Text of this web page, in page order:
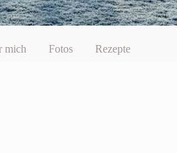
mich Fotos Rezepte